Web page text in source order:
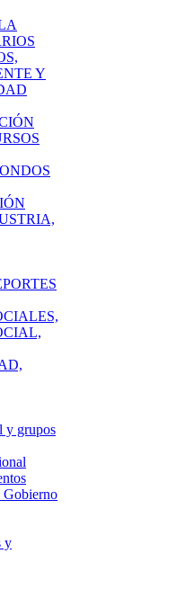
Y
y grupos
Gobierno
y